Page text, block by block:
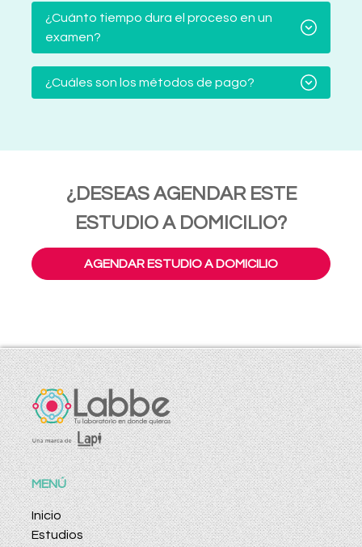
¿Cuánto tiempo dura el proceso en un
examen?
¿Cuáles son los métodos de pago?
¿DESEAS AGENDAR ESTE
ESTUDIO A DOMICILIO?
AGENDAR ESTUDIO A DOMICILIO
MENÚ
Inicio
Estudios